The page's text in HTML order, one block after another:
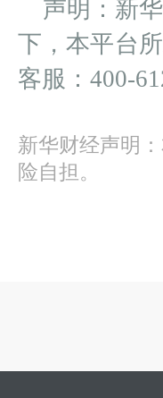
声明：新
下，本平台
客服：400-
新华财经声明
险自担。